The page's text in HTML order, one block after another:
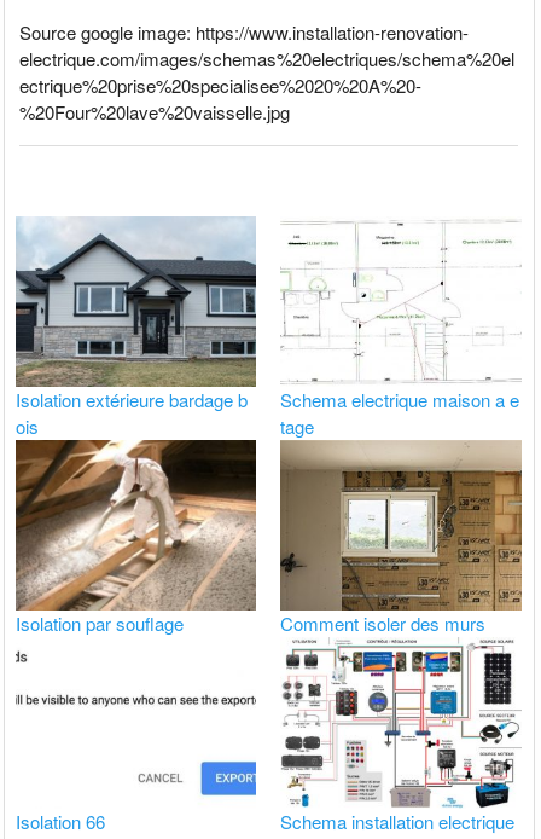
Source google image: https://www.installation-renovation-
electrique.com/images/schemas%20electriques/schema%20el
ectrique%20prise%20specialisee%2020%20A%20-
%20Four%20lave%20vaisselle.jpg
Isolation extérieure bardage b
ois
Schema electrique maison a e
tage
Isolation par souflage Comment isoler des murs
Isolation 66
Schema installation electrique